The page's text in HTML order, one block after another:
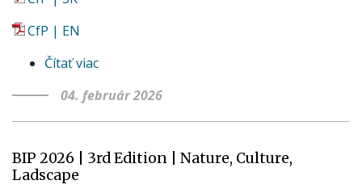
CfP | EN
Čítať viac
2026
–
for
04. február 2026
BIP 2026 | 3rd Edition | Nature, Culture,
Ladscape